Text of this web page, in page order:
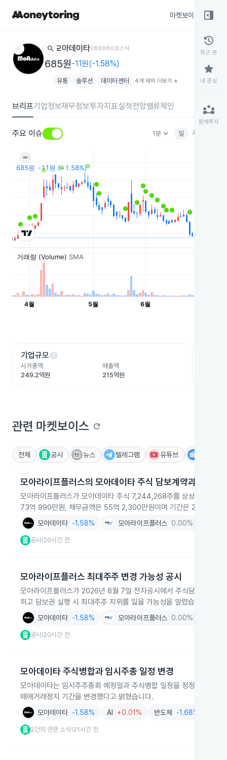
마켓보이스
star search 모아데이타288980코스닥
685원-11원(-1.58%)
유통 솔루션 데이터센터 4개 테마 더보기 add
브리프기업정보재무정보투자지표실적전망밸류체인
주요 이슈 1분keyboard_arrow_down 일 주
기업규모help
시가총액
249.2억원
매출액
215억원
관련 마켓보이스 refresh
전체 공시 뉴스 텔레그램 유튜브
모아라이프플러스의 모아데이타 주식 담보계약과 지배구
모아라이프플러스가 모아데이타 주식 7,244,268주를 상상인저축은
73억 990만원, 채무금액은 55억 2,300만원이며 기간은 2026-
모아데이타 -1.58% 모아라이프플러스 0.00%
공시 20시간 전
모아라이프플러스 최대주주 변경 가능성 공시
모아라이프플러스가 2026년 8월 7일 전자공시에서 주식담보제공
히고 담보권 실행 시 최대주주 지위를 잃을 가능성을 알렸습니다.
모아데이타 -1.58% 모아라이프플러스 0.00%
공시 20시간 전
모아데이타 주식병합과 임시주총 일정 변경
모아데이타는 임시주주총회 예정일과 주식병합 일정을 정정 공시해
매매거래정지 기간을 변경했다고 밝혔습니다.
모아데이타 -1.58% AI +0.01% 반도체 -1.68%
2건의 연관 소식 21시간 전
right_panel_open
history
최근 본
star
내 관심
partner_exchange
함께투자